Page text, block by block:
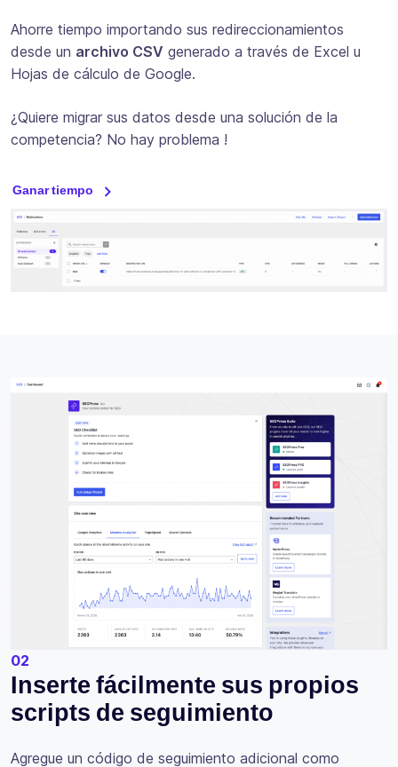
Ahorre tiempo importando sus redireccionamientos
desde un archivo CSV generado a través de Excel u
Hojas de cálculo de Google.
¿Quiere migrar sus datos desde una solución de la
competencia? No hay problema !
Ganar tiempo
02
Inserte fácilmente sus propios
scripts de seguimiento
Agregue un código de seguimiento adicional como